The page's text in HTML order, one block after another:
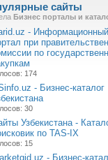
сайты
Бизнес порталы и
- Информационный
при
по
174
- Бизнес-каталог
30
Узбекистана -
по TAS-IX
15
- Бизнес-